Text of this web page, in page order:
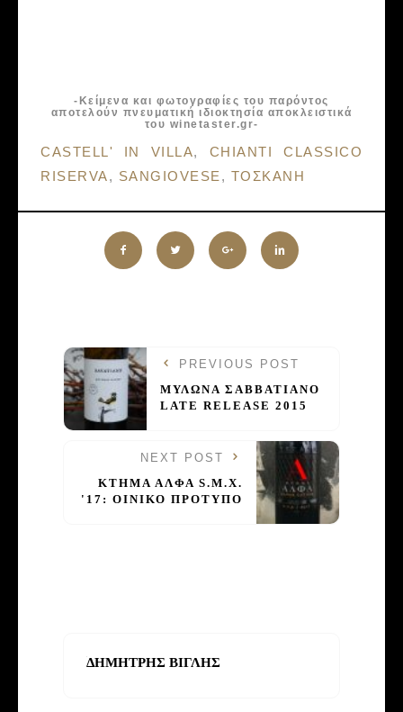
-Κείμενα και φωτογραφίες του παρόντος
αποτελούν πνευματική ιδιοκτησία αποκλειστικά
του winetaster.gr-
Tags:
CASTELL' IN VILLA, CHIANTI CLASSICO
RISERVA, SANGIOVESE , ΤΟΣΚΑΝΗ
PREVIOUS POST
ΜΥΛΩΝΑ ΣΑΒBΑΤΙΑΝΟ
LATE RELEASE 2015
NEXT POST
ΚΤΗΜΑ ΑΛΦΑ S.M.X.
'17: ΟΙΝΙΚΟ ΠΡΟΤΥΠΟ
ΔΗΜΗΤΡΗΣ ΒΙΓΛΗΣ